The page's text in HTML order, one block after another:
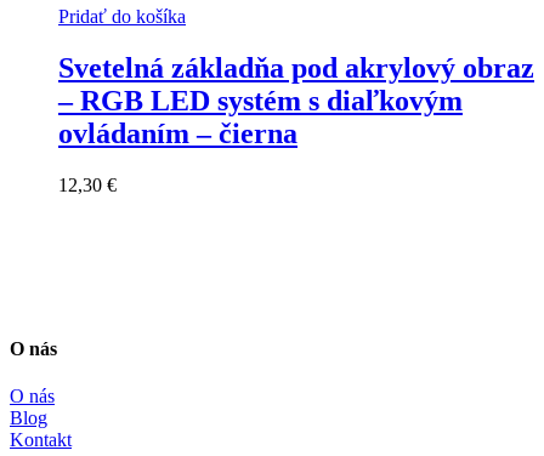
Pridať do košíka
Svetelná základňa pod akrylový obraz
– RGB LED systém s diaľkovým
ovládaním – čierna
12,30 €
O nás
O nás
Blog
Kontakt